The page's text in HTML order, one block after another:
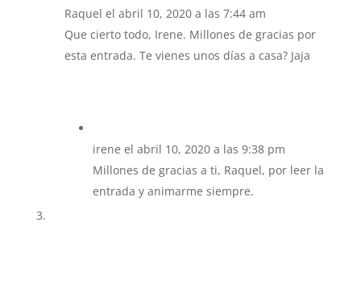
Raquel el abril 10, 2020 a las 7:44 am
Que cierto todo, Irene. Millones de gracias por
esta entrada. Te vienes unos días a casa? Jaja
irene el abril 10, 2020 a las 9:38 pm
Millones de gracias a ti, Raquel, por leer la
entrada y animarme siempre.